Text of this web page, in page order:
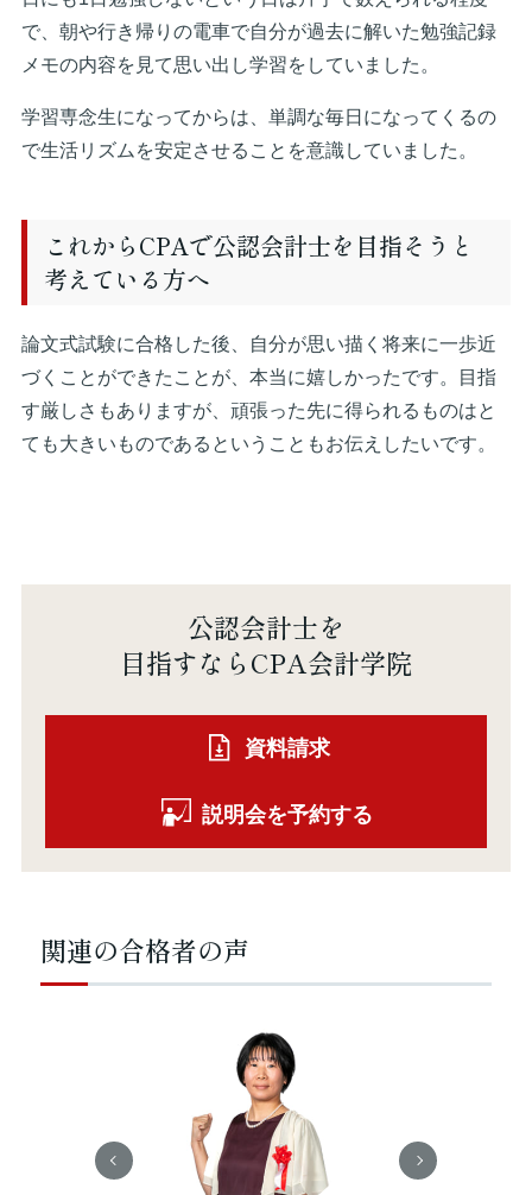
で、朝や行き帰りの電車で自分が過去に解いた勉強記録
メモの内容を見て思い出し学習をしていました。
学習専念生になってからは、単調な毎日になってくるの
で生活リズムを安定させることを意識していました。
これからCPAで公認会計士を目指そうと
考えている方へ
論文式試験に合格した後、自分が思い描く将来に一歩近
づくことができたことが、本当に嬉しかったです。目指
す厳しさもありますが、頑張った先に得られるものはと
ても大きいものであるということもお伝えしたいです。
公認会計士を
目指すならCPA会計学院
資料請求
説明会を予約する
関連の合格者の声